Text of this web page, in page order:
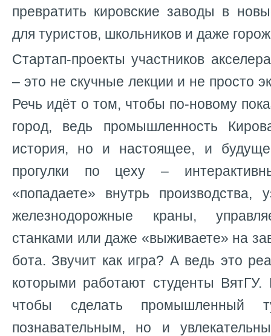
превратить кировские заводы в
для туристов, школьников и даже
Стартап-проекты участников
– это не скучные лекции и не просто
Речь идёт о том, чтобы по-новому
город, ведь промышленность
история, но и настоящее, и
прогулки по цеху –
«попадаете» внутрь производства,
железнодорожные краны,
станками или даже «выживаете» на
бота. Звучит как игра? А ведь это
которыми работают студенты
чтобы сделать промышленный
познавательным, но и